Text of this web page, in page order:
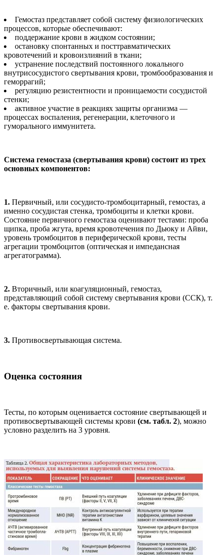
Гемостаз представляет собой систему физиологических
процессов, которые обеспечивают:
поддержание крови в жидком состоянии;
остановку спонтанных и посттравматических
кровотечений и кровоизлияний в ткани;
устранение последствий постоянного локального
внутрисосудистого свертывания крови, тромбообразования и
геморрагий;
регуляцию резистентности и проницаемости сосудистой
стенки;
активное участие в реакциях защиты организма —
процессах воспаления, регенерации, клеточного и
гуморального иммунитета.
Система гемостаза (свертывания крови) состоит из трех
основных компонентов:
1. Первичный, или сосудисто-тромбоцитарный, гемостаз, а
именно сосудистая стенка, тромбоциты и клетки крови.
Состояние первичного гемостаза оценивают тестами: проба
щипка, проба жгута, время кровотечения по Дьюку и Айви,
уровень тромбоцитов в периферической крови, тесты
агрегации тромбоцитов (оптическая и импедансная
агрегатограмма).
2. Вторичный, или коагуляционный, гемостаз,
представляющий собой систему свертывания крови (ССК), т.
е. факторы свертывания крови.
3. Противосвертывающая система.
Оценка состояния
Тесты, по которым оценивается состояние свертывающей и
противосвертывающей системы крови (см. табл. 2), можно
условно разделить на 3 уровня.